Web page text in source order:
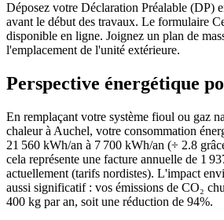
Déposez votre Déclaration Préalable (DP)
avant le début des travaux. Le formulaire
disponible en ligne. Joignez un plan de
l'emplacement de l'unité extérieure.
Perspective énergétique
En remplaçant votre système fioul ou gaz
chaleur à Auchel, votre consommation
21 560 kWh/an à 7 700 kWh/an (÷ 2.8
cela représente une facture annuelle de 1
actuellement (tarifs nordistes). L'impact
aussi significatif : vos émissions de CO₂
400 kg par an, soit une réduction de 94%.